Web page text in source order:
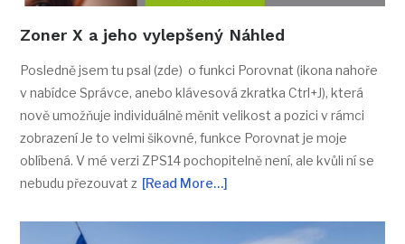
Zoner X a jeho vylepšený Náhled
Posledně jsem tu psal (zde) o funkci Porovnat (ikona nahoře
v nabídce Správce, anebo klávesová zkratka Ctrl+J), která
nově umožňuje individuálně měnit velikost a pozici v rámci
zobrazení Je to velmi šikovné, funkce Porovnat je moje
oblíbená. V mé verzi ZPS14 pochopitelně není, ale kvůli ní se
nebudu přezouvat z [Read More…]